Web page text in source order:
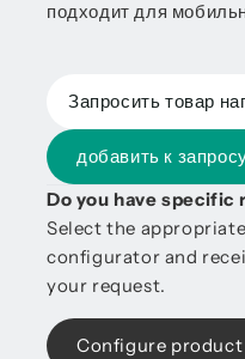
подходит для
Запросить товар
добавить к
Do you have specific
Select the
configurator and
your request.
Configure product